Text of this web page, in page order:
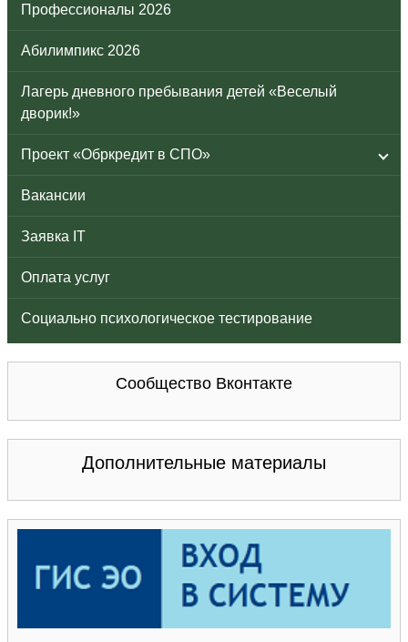
Профессионалы 2026
Абилимпикс 2026
Лагерь дневного пребывания детей «Веселый
дворик!»
Проект «Обркредит в СПО»
Вакансии
Заявка IT
Оплата услуг
Социально психологическое тестирование
Сообщество Вконтакте
Дополнительные материалы